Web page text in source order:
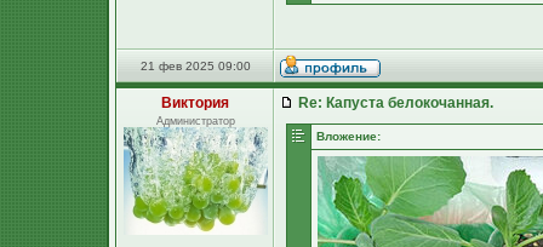
21 фев 2025 09:00
Виктория
Администратор
Re: Капуста белокочанная.
Вложение: